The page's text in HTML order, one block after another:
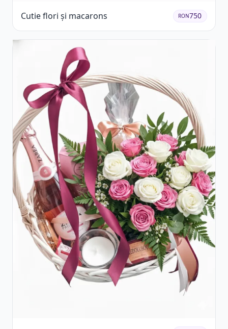
Cutie flori și macarons RON750